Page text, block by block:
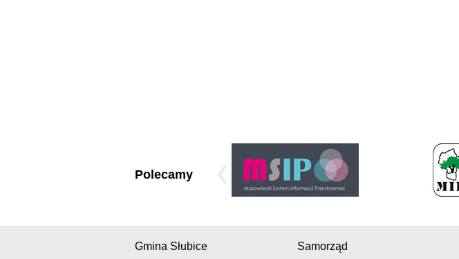
Polecamy
Gmina Słubice Samorząd